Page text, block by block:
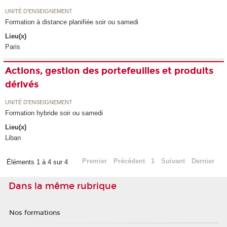
UNITÉ D’ENSEIGNEMENT
Formation à distance planifiée soir ou samedi
Lieu(x)
Paris
Actions, gestion des portefeuilles et produits
dérivés
UNITÉ D’ENSEIGNEMENT
Formation hybride soir ou samedi
Lieu(x)
Liban
Éléments 1 à 4 sur 4 Premier Précédent 1 Suivant Dernier
Dans la même rubrique
Nos formations